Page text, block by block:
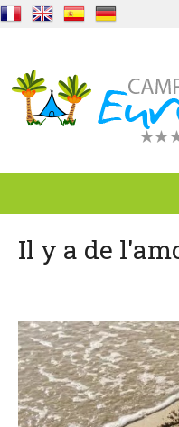
Situation
Services
Contact
Location and access
Il y a de